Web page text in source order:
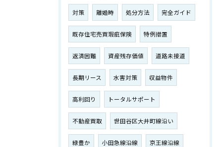
対策 離婚時 処分方法 完全ガイド
既存住宅売買瑕疵保険 特例措置
返済困難 資産残存価値 道路未接道
長期リース 水害対策 収益物件
高利回り トータルサポート
不動産買取 世田谷区大井町線沿い
緑豊か 小田急線沿線 京王線沿線